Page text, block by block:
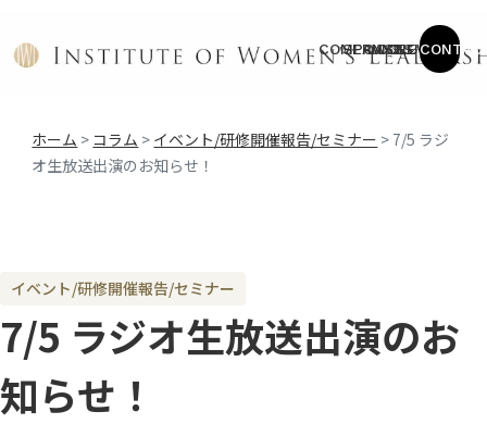
COMPANY
SERVICE
CASES
COLUMN
NEWS
ホーム > コラム > イベント/研修開催報告/セミナー > 7/5 ラジ
オ生放送出演のお知らせ！
イベント/研修開催報告/セミナー
7/5 ラジオ生放送出演のお
知らせ！